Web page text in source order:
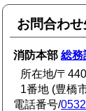
お問合わせ
消防本部総務
所在地/〒
1番地 (豊橋
電話番号/